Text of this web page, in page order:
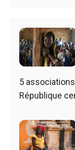
5
République